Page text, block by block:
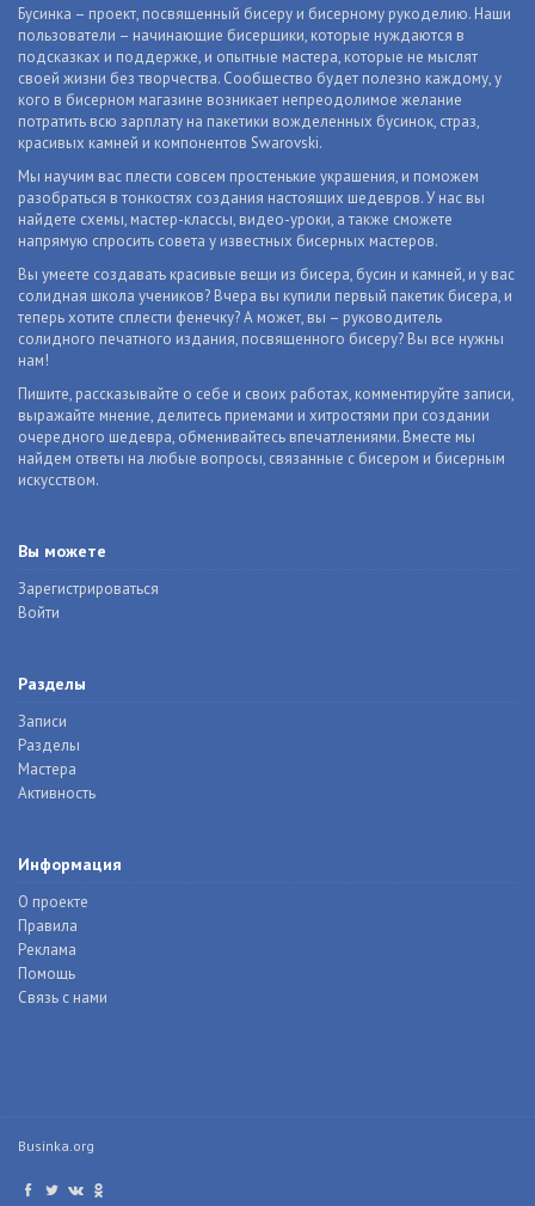
Бусинка – проект, посвященный бисеру и бисерному рукоделию. Наши
пользователи – начинающие бисерщики, которые нуждаются в
подсказках и поддержке, и опытные мастера, которые не мыслят
своей жизни без творчества. Сообщество будет полезно каждому, у
кого в бисерном магазине возникает непреодолимое желание
потратить всю зарплату на пакетики вожделенных бусинок, страз,
красивых камней и компонентов Swarovski.
Мы научим вас плести совсем простенькие украшения, и поможем
разобраться в тонкостях создания настоящих шедевров. У нас вы
найдете схемы, мастер-классы, видео-уроки, а также сможете
напрямую спросить совета у известных бисерных мастеров.
Вы умеете создавать красивые вещи из бисера, бусин и камней, и у вас
солидная школа учеников? Вчера вы купили первый пакетик бисера, и
теперь хотите сплести фенечку? А может, вы – руководитель
солидного печатного издания, посвященного бисеру? Вы все нужны
нам!
Пишите, рассказывайте о себе и своих работах, комментируйте записи,
выражайте мнение, делитесь приемами и хитростями при создании
очередного шедевра, обменивайтесь впечатлениями. Вместе мы
найдем ответы на любые вопросы, связанные с бисером и бисерным
искусством.
Вы можете
Зарегистрироваться
Войти
Разделы
Записи
Разделы
Мастера
Активность
Информация
О проекте
Правила
Реклама
Помощь
Связь с нами
Businka.org